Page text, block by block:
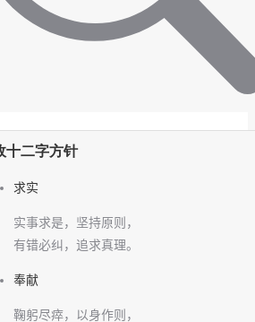
十二字方针
求实
实事求是，坚持原则，
有错必纠，追求真理。
奉献
鞠躬尽瘁，以身作则，